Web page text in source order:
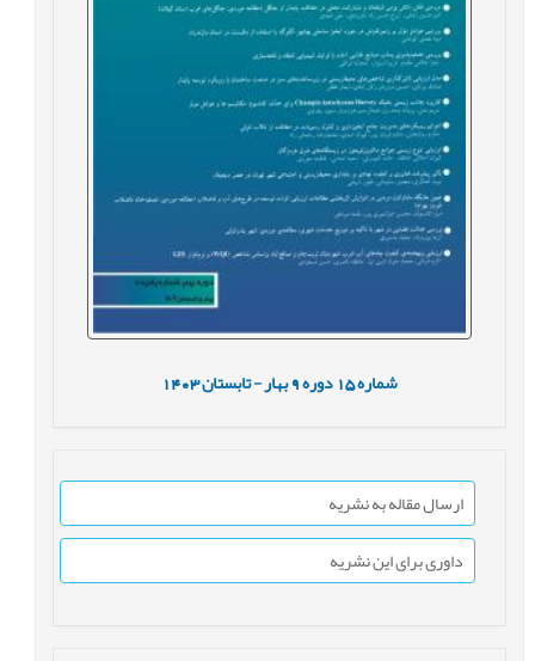
شماره15 دوره9 بهار - تابستان1403
ارسال مقاله به نشریه
داوری برای این نشریه